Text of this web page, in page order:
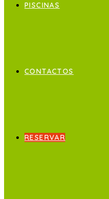
PISCINAS
CONTACTOS
RESERVAR